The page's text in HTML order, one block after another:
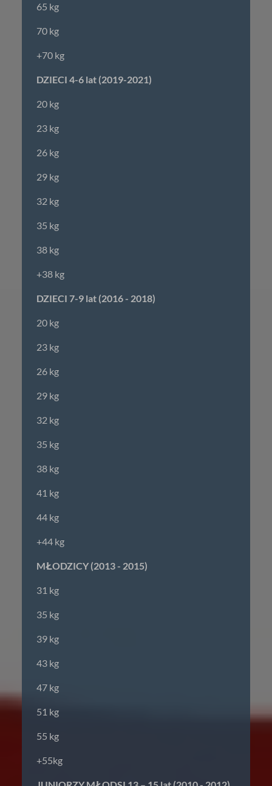
65 kg
70 kg
+70 kg
DZIECI 4-6 lat (2019-2021)
20 kg
23 kg
26 kg
29 kg
32 kg
35 kg
38 kg
+38 kg
DZIECI 7-9 lat (2016 - 2018)
20 kg
23 kg
26 kg
29 kg
32 kg
35 kg
38 kg
41 kg
44 kg
+44 kg
MŁODZICY (2013 - 2015)
31 kg
35 kg
39 kg
43 kg
47 kg
51 kg
55 kg
+55kg